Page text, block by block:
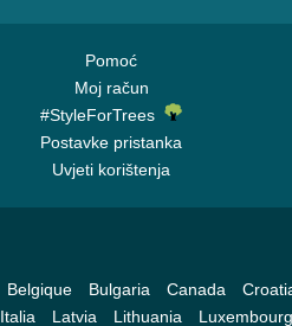
Pomoć
Moj račun
#StyleForTrees
Postavke pristanka
Uvjeti korištenja
Belgique Bulgaria Canada
Italia Latvia Lithuania Luxembourg